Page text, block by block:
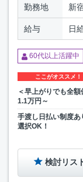
勤務地 新
給与 日
60代以上活躍中
ここがオススメ！
＜早上がりでも全
1.1万円～
手渡し日払い制度あ
選択OK！
検討リス